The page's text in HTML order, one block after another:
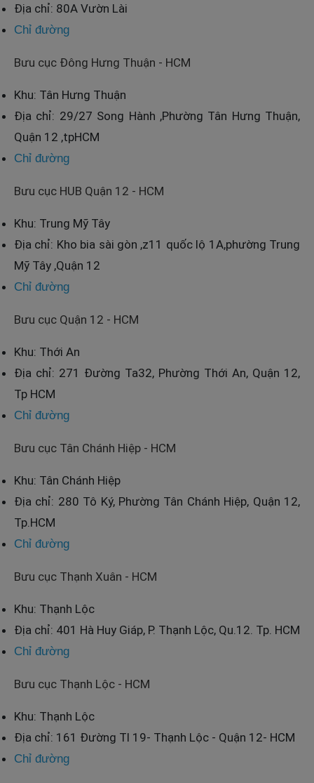
Địa chỉ: 80A Vườn Lài
Chỉ đường
Bưu cục Đông Hưng Thuận - HCM
Khu: Tân Hưng Thuận
Địa chỉ: 29/27 Song Hành ,Phường Tân Hưng Thuận,
Quận 12 ,tpHCM
Chỉ đường
Bưu cục HUB Quận 12 - HCM
Khu: Trung Mỹ Tây
Địa chỉ: Kho bia sài gòn ,z11 quốc lộ 1A,phường Trung
Mỹ Tây ,Quận 12
Chỉ đường
Bưu cục Quận 12 - HCM
Khu: Thới An
Địa chỉ: 271 Đường Ta32, Phường Thới An, Quận 12,
Tp HCM
Chỉ đường
Bưu cục Tân Chánh Hiệp - HCM
Khu: Tân Chánh Hiệp
Địa chỉ: 280 Tô Ký, Phường Tân Chánh Hiệp, Quận 12,
Tp.HCM
Chỉ đường
Bưu cục Thạnh Xuân - HCM
Khu: Thạnh Lộc
Địa chỉ: 401 Hà Huy Giáp, P. Thạnh Lộc, Qu.12. Tp. HCM
Chỉ đường
Bưu cục Thạnh Lộc - HCM
Khu: Thạnh Lộc
Địa chỉ: 161 Đường Tl 19- Thạnh Lộc - Quận 12- HCM
Chỉ đường